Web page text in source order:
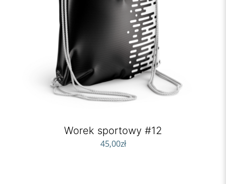
Worek sportowy #12
45,00zł